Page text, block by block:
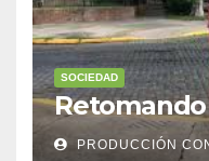
SOCIEDAD
PRODUCCIÓN